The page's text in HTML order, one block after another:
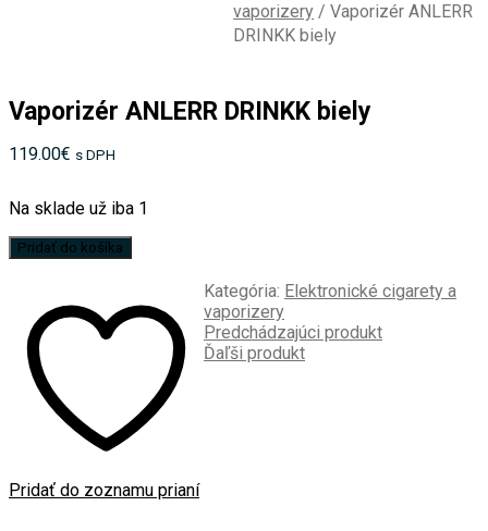
vaporizery / Vaporizér ANLERR
DRINKK biely
Vaporizér ANLERR DRINKK biely
119.00€ s DPH
Na sklade už iba 1
množstvo
DRINKK
biely
Pridať do košíka
Pridať do zoznamu prianí
Kategória: Elektronické cigarety a
vaporizery
Predchádzajúci produkt
Ďaľši produkt